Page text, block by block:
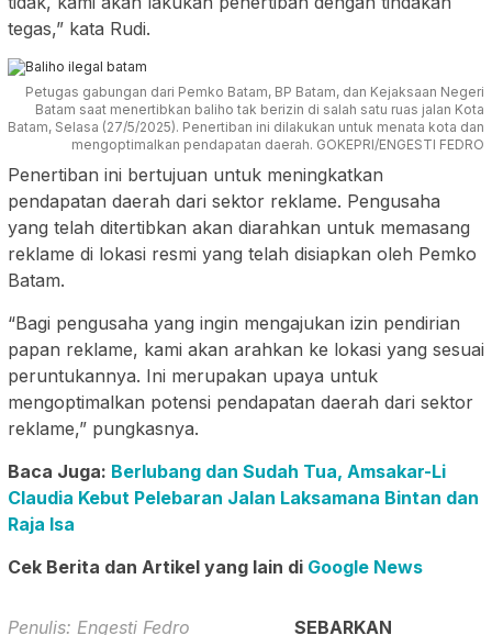
tegas,” kata Rudi.
Petugas gabungan dari Pemko Batam, BP Batam, dan Kejaksaan Negeri
Batam saat menertibkan baliho tak berizin di salah satu ruas jalan Kota
Batam, Selasa (27/5/2025). Penertiban ini dilakukan untuk menata kota dan
mengoptimalkan pendapatan daerah. GOKEPRI/ENGESTI FEDRO
Penertiban ini bertujuan untuk meningkatkan
pendapatan daerah dari sektor reklame. Pengusaha
yang telah ditertibkan akan diarahkan untuk memasang
reklame di lokasi resmi yang telah disiapkan oleh Pemko
Batam.
“Bagi pengusaha yang ingin mengajukan izin pendirian
papan reklame, kami akan arahkan ke lokasi yang sesuai
peruntukannya. Ini merupakan upaya untuk
mengoptimalkan potensi pendapatan daerah dari sektor
reklame,” pungkasnya.
Baca Juga: Berlubang dan Sudah Tua, Amsakar-Li
Claudia Kebut Pelebaran Jalan Laksamana Bintan dan
Raja Isa
Cek Berita dan Artikel yang lain di Google News
Penulis: Engesti Fedro SEBARKAN